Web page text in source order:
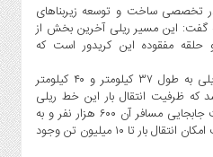
تخصصی ساخت و توسعه زیربناهای
گفت: این مسیر ریلی آخرین بخش از
حلقه مفقوده این کریدور است که
خیرالله خادمی افزود: این مسیر ریلی به طول ۳۷ کیلومتر و ۴۰ کیلومتر
که ظرفیت انتقال بار این خط ریلی
حداکثر هفت میلیون تن و ظرفیت جابجایی مسافر آن ۶۰۰ هزار نفر و به
علت مسافر کمتر این مسیر، ظرفیت امکان انتقال بار تا ۱۰ میلیون تن وجود